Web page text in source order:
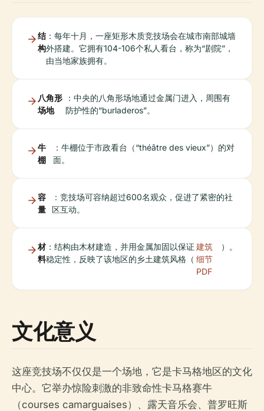
结
构
：每年十月，一座矩形木质竞技场会在城市南部城墙
外搭建。它拥有104-106个私人看台，称为“剧院”，
由当地家族拥有。
八角形
场地
：中央的八角形场地通过金属门进入，周围有
防护性的“burladeros”。
牛
棚
：牛棚位于市政看台（“théâtre des vieux”）的对
面。
容
量
：竞技场可容纳超过600名观众，促进了紧密的社
区互动。
材
料
：结构由木材建造，并用金属加固以保证
稳定性，反映了该地区的乡土建筑风格（
建筑
细节
PDF
）。
文化意义
这座竞技场不仅仅是一个场地，它是卡马格地区的文化
中心。它举办惊险刺激的非致命性卡马格赛牛
（courses camarguaises）、露天音乐会、普罗旺斯